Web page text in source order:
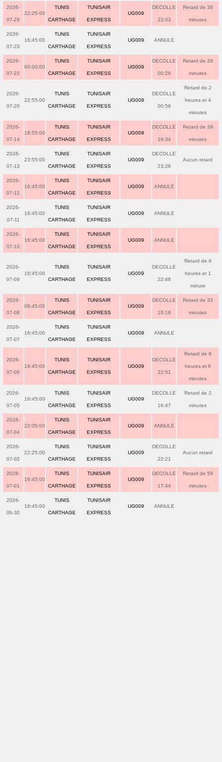
2026-
07-26
22:25:00
TUNIS
CARTHAGE
TUNISAIR
EXPRESS
UG009
DECOLLE
23:03
Retard de 38
minutes
2026-
07-23
16:45:00
TUNIS
CARTHAGE
TUNISAIR
EXPRESS
UG009 ANNULE
2026-
07-22
00:00:00
TUNIS
CARTHAGE
TUNISAIR
EXPRESS
UG009
DECOLLE
00:28
Retard de 28
minutes
2026-
07-20
22:55:00
TUNIS
CARTHAGE
TUNISAIR
EXPRESS
UG009
DECOLLE
00:59
Retard de 2
heures et 4
minutes
2026-
07-14
18:55:00
TUNIS
CARTHAGE
TUNISAIR
EXPRESS
UG009
DECOLLE
19:34
Retard de 39
minutes
2026-
07-13
23:55:00
TUNIS
CARTHAGE
TUNISAIR
EXPRESS
UG009
DECOLLE
23:28
Aucun retard
2026-
07-12
16:45:00
TUNIS
CARTHAGE
TUNISAIR
EXPRESS
UG009 ANNULE
2026-
07-11
16:45:00
TUNIS
CARTHAGE
TUNISAIR
EXPRESS
UG009 ANNULE
2026-
07-10
16:45:00
TUNIS
CARTHAGE
TUNISAIR
EXPRESS
UG009 ANNULE
2026-
07-09
16:45:00
TUNIS
CARTHAGE
TUNISAIR
EXPRESS
UG009
DECOLLE
22:46
Retard de 6
heures et 1
minute
2026-
07-08
09:45:00
TUNIS
CARTHAGE
TUNISAIR
EXPRESS
UG009
DECOLLE
10:18
Retard de 33
minutes
2026-
07-07
16:45:00
TUNIS
CARTHAGE
TUNISAIR
EXPRESS
UG009 ANNULE
2026-
07-06
16:45:00
TUNIS
CARTHAGE
TUNISAIR
EXPRESS
UG009
DECOLLE
22:51
Retard de 6
heures et 6
minutes
2026-
07-05
16:45:00
TUNIS
CARTHAGE
TUNISAIR
EXPRESS
UG009
DECOLLE
16:47
Retard de 2
minutes
2026-
07-04
22:05:00
TUNIS
CARTHAGE
TUNISAIR
EXPRESS
UG009 ANNULE
2026-
07-02
22:25:00
TUNIS
CARTHAGE
TUNISAIR
EXPRESS
UG009
DECOLLE
22:21
Aucun retard
2026-
07-01
16:45:00
TUNIS
CARTHAGE
TUNISAIR
EXPRESS
UG009
DECOLLE
17:44
Retard de 59
minutes
2026-
06-30
16:45:00
TUNIS
CARTHAGE
TUNISAIR
EXPRESS
UG009 ANNULE